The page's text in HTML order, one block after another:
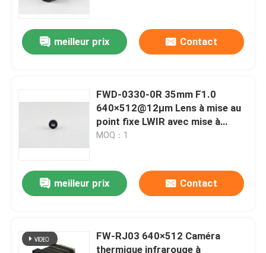
meilleur prix Contact
FWD-0330-0R 35mm F1.0
640×512@12μm Lens à mise au
point fixe LWIR avec mise à
niveau du germanium en
MOQ：1
meilleur prix Contact
FW-RJ03 640×512 Caméra
thermique infrarouge à